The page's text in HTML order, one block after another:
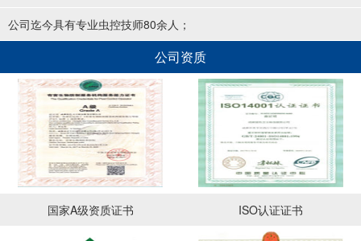
公司迄今具有专业虫控技师80余人；
公司资质
国家A级资质证书 ISO认证证书